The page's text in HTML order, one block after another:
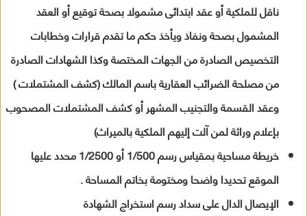
ناقل للملكية أو عقد ابتدائى مشمولا بصحة توقيع أو العقد
المشمول بصحة ونفاذ ويأخذ حكم ما تقدم قرارات وخطابات
التخصيص الصادرة من الجهات المختصة وكذا الشهادات الصادرة
من مصلحة الضرائب العقارية باسم المالك (كشف المشتملات )
وعقد القسمة والتجنيب المشهر أو كشف المشتملات المصحوب
بإعلام وراثة لمن آلت إليهم الملكية بالميراث)
خريطة مساحية بمقياس رسم 1/500 أو 1/2500 محدد عليها
الموقع تحديدا واضحا ومختومة بخاتم المساحة .
الإيصال الدال على سداد رسم استخراج الشهادة